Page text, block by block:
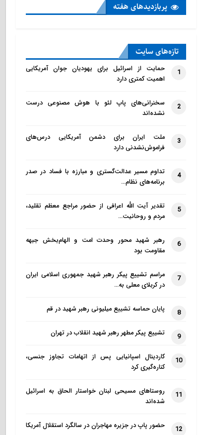
پربازدید‌های هفته
تازه‌‌های سایت
1
حمایت از اسرائیل برای یهودیان جوان آمریکایی
اهمیت کمتری دارد
2
سخنرانی‌های پاپ لئو با هوش مصنوعی درست
نشده‌اند
3
ملت ایران برای دشمن آمریکایی درس‌های
فراموش‌نشدنی دارد
4
تداوم مسیر عدالت‌گستری و مبارزه با فساد در صدر
برنامه‌های نظام…
5
تقدیر آیت الله اعرافی از حضور مراجع معظم تقلید،
مردم و روحانیت…
6
رهبر شهید محور وحدت امت و الهام‌بخش جبهه
مقاومت بود
7
مراسم تشییع پیکر رهبر شهید جمهوری اسلامی ایران
در کربلای معلی به…
8 پایان حماسه تشییع میلیونی رهبر شهید در قم
9 تشییع پیکر مطهر رهبر شهید انقلاب در تهران
10
کاردینال اسپانیایی پس از اتهامات تجاوز جنسی،
کناره‌گیری کرد
11
روستاهای مسیحی لبنان خواستار الحاق به اسرائیل
شده‌اند
12 حضور پاپ در جزیره مهاجران در سالگرد استقلال آمریکا